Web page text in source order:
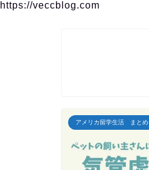
https://veccblog.com
アメリカ留学生活 まとめ